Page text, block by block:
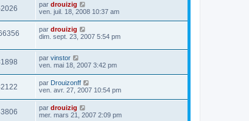
par drouizig
ven. juil. 18, 2008 10:37 am
par drouizig
dim. sept. 23, 2007 5:54 pm
par vinstor
ven. mai 18, 2007 3:42 pm
par Drouizonff
ven. avr. 27, 2007 10:54 pm
par drouizig
mer. mars 21, 2007 2:09 pm